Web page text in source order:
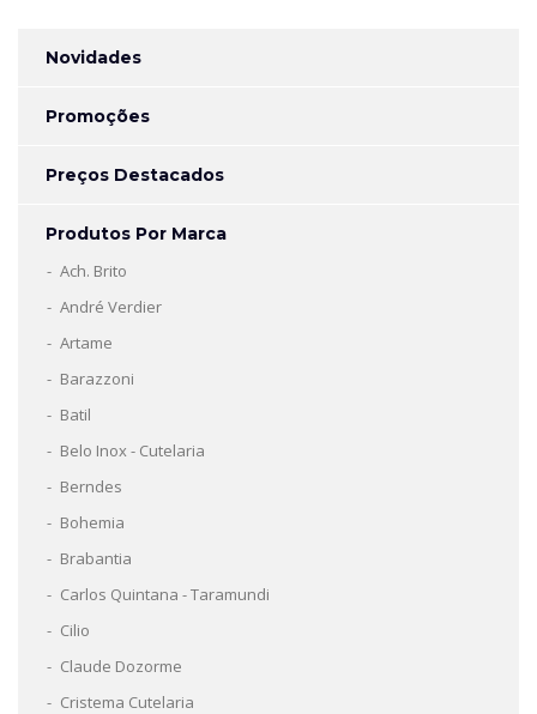
Novidades
Promoções
Preços Destacados
Produtos Por Marca
Ach. Brito
André Verdier
Artame
Barazzoni
Batil
Belo Inox - Cutelaria
Berndes
Bohemia
Brabantia
Carlos Quintana - Taramundi
Cilio
Claude Dozorme
Cristema Cutelaria